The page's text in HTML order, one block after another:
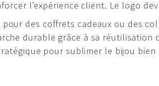
l’expérience client. Le logo
des coffrets cadeaux ou des
durable grâce à sa
pour sublimer le bijou bien